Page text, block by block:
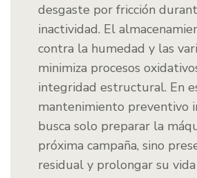
desgaste por fricción
inactividad. El
contra la humedad y las
minimiza procesos
integridad estructural. En
mantenimiento preventivo
busca solo preparar la
próxima campaña, sino
residual y prolongar su